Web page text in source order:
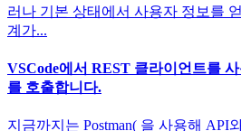
러나 기본 상태에서 사용자 정보를
계가...
VSCode에서 REST 클라이언트를
를 호출합니다.
지금까지는 Postman( 을 사용해 API